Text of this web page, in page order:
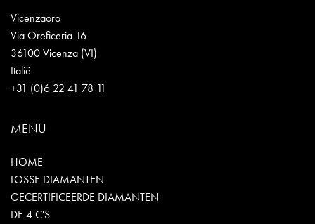
Vicenzaoro
Via Oreficeria 16
36100 Vicenza (VI)
Italië
+31 (0)6 22 41 78 11
MENU
HOME
LOSSE DIAMANTEN
GECERTIFICEERDE DIAMANTEN
DE 4 C'S